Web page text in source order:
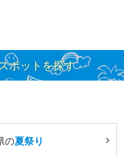
ポットを探す
の夏祭り